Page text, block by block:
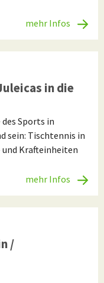
mehr Infos
in die
Sports in
sein: Tischtennis in
Krafteinheiten
mehr Infos
/